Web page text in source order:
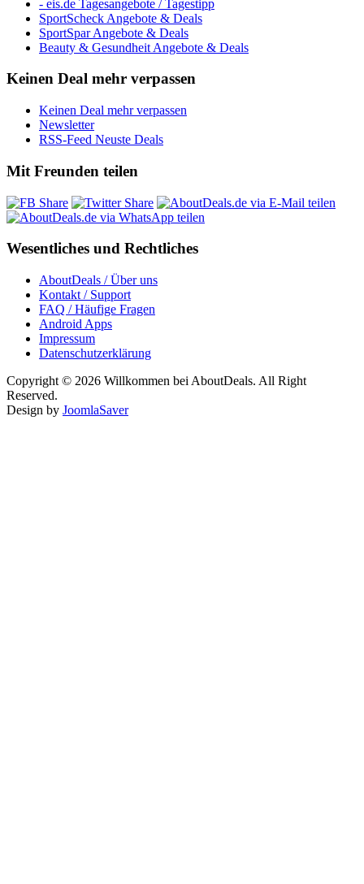
- eis.de Tagesangebote / Tagestipp
SportScheck Angebote & Deals
SportSpar Angebote & Deals
Beauty & Gesundheit Angebote & Deals
Keinen Deal mehr verpassen
Keinen Deal mehr verpassen
Newsletter
RSS-Feed Neuste Deals
Mit Freunden teilen
Wesentliches und Rechtliches
AboutDeals / Über uns
Kontakt / Support
FAQ / Häufige Fragen
Android Apps
Impressum
Datenschutzerklärung
Copyright © 2026 Willkommen bei AboutDeals. All Right
Reserved.
Design by JoomlaSaver